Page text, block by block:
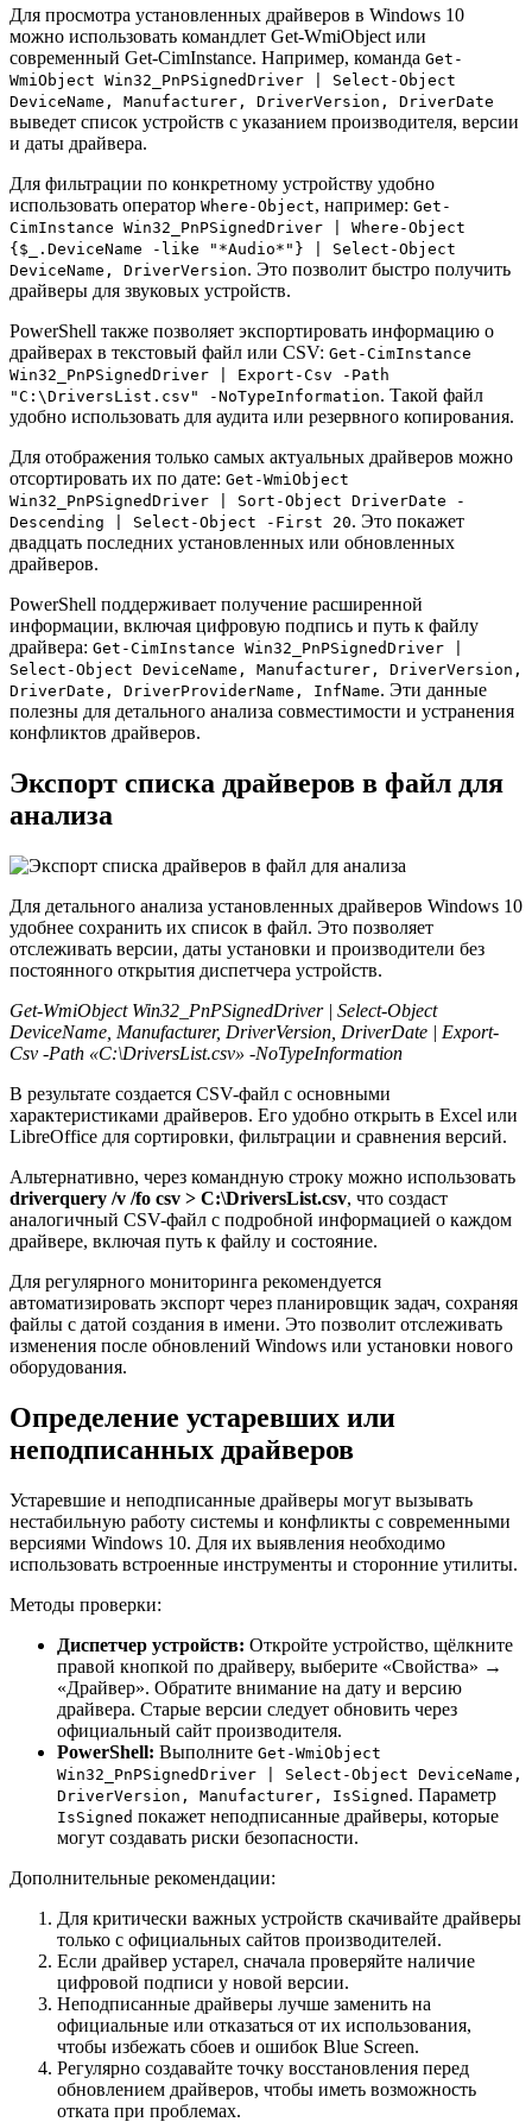
Для просмотра установленных драйверов в Windows 10
можно использовать командлет Get-WmiObject или
современный Get-CimInstance. Например, команда Get-
WmiObject Win32_PnPSignedDriver | Select-Object
DeviceName, Manufacturer, DriverVersion, DriverDate
выведет список устройств с указанием производителя, версии
и даты драйвера.
Для фильтрации по конкретному устройству удобно
использовать оператор Where-Object, например: Get-
CimInstance Win32_PnPSignedDriver | Where-Object
{$_.DeviceName -like "*Audio*"} | Select-Object
DeviceName, DriverVersion. Это позволит быстро получить
драйверы для звуковых устройств.
PowerShell также позволяет экспортировать информацию о
драйверах в текстовый файл или CSV: Get-CimInstance
Win32_PnPSignedDriver | Export-Csv -Path
"C:\DriversList.csv" -NoTypeInformation. Такой файл
удобно использовать для аудита или резервного копирования.
Для отображения только самых актуальных драйверов можно
отсортировать их по дате: Get-WmiObject
Win32_PnPSignedDriver | Sort-Object DriverDate -
Descending | Select-Object -First 20. Это покажет
двадцать последних установленных или обновленных
драйверов.
PowerShell поддерживает получение расширенной
информации, включая цифровую подпись и путь к файлу
драйвера: Get-CimInstance Win32_PnPSignedDriver |
Select-Object DeviceName, Manufacturer, DriverVersion,
DriverDate, DriverProviderName, InfName. Эти данные
полезны для детального анализа совместимости и устранения
конфликтов драйверов.
Экспорт списка драйверов в файл для
анализа
Для детального анализа установленных драйверов Windows 10
удобнее сохранить их список в файл. Это позволяет
отслеживать версии, даты установки и производители без
постоянного открытия диспетчера устройств.
Get-WmiObject Win32_PnPSignedDriver | Select-Object
DeviceName, Manufacturer, DriverVersion, DriverDate | Export-
Csv -Path «C:\DriversList.csv» -NoTypeInformation
В результате создается CSV-файл с основными
характеристиками драйверов. Его удобно открыть в Excel или
LibreOffice для сортировки, фильтрации и сравнения версий.
Альтернативно, через командную строку можно использовать
driverquery /v /fo csv > C:\DriversList.csv, что создаст
аналогичный CSV-файл с подробной информацией о каждом
драйвере, включая путь к файлу и состояние.
Для регулярного мониторинга рекомендуется
автоматизировать экспорт через планировщик задач, сохраняя
файлы с датой создания в имени. Это позволит отслеживать
изменения после обновлений Windows или установки нового
оборудования.
Определение устаревших или
неподписанных драйверов
Устаревшие и неподписанные драйверы могут вызывать
нестабильную работу системы и конфликты с современными
версиями Windows 10. Для их выявления необходимо
использовать встроенные инструменты и сторонние утилиты.
Методы проверки:
Диспетчер устройств: Откройте устройство, щёлкните
правой кнопкой по драйверу, выберите «Свойства» →
«Драйвер». Обратите внимание на дату и версию
драйвера. Старые версии следует обновить через
официальный сайт производителя.
PowerShell: Выполните Get-WmiObject
Win32_PnPSignedDriver | Select-Object DeviceName,
DriverVersion, Manufacturer, IsSigned . Параметр
IsSigned покажет неподписанные драйверы, которые
могут создавать риски безопасности.
Дополнительные рекомендации:
Для критически важных устройств скачивайте драйверы
только с официальных сайтов производителей.
Если драйвер устарел, сначала проверяйте наличие
цифровой подписи у новой версии.
Неподписанные драйверы лучше заменить на
официальные или отказаться от их использования,
чтобы избежать сбоев и ошибок Blue Screen.
Регулярно создавайте точку восстановления перед
обновлением драйверов, чтобы иметь возможность
отката при проблемах.